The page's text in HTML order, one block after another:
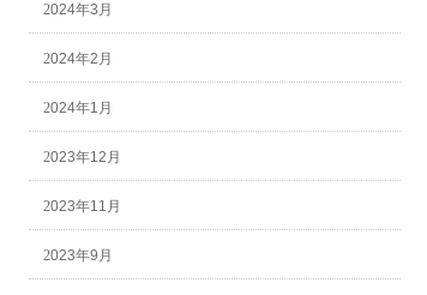
2024年3月
2024年2月
2024年1月
2023年12月
2023年11月
2023年9月